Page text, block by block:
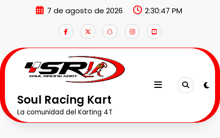
7 de agosto de 2026 2:30:48 PM
Soul Racing Kart
La comunidad del Karting 4T